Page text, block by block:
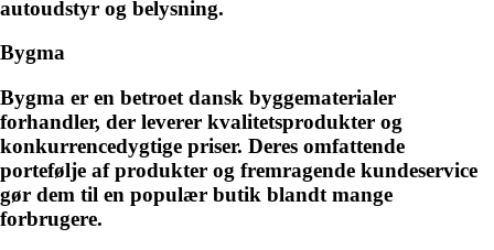
autoudstyr og belysning.
Bygma
Bygma er en betroet dansk byggematerialer
forhandler, der leverer kvalitetsprodukter og
konkurrencedygtige priser. Deres omfattende
portefølje af produkter og fremragende kundeservice
gør dem til en populær butik blandt mange
forbrugere.